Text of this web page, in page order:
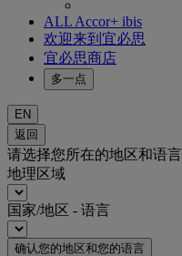
ALL Accor+ ibis
欢迎来到宜必思
宜必思商店
多一点
EN
返回
请选择您所在的地区和语言
地理区域
国家/地区 - 语言
确认您的地区和您的语言